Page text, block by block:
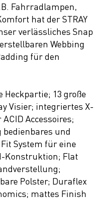
Fahrradlampen,
hat der STRAY
verlässliches Snap
Webbing
für den
Heckpartie; 13 große
Visier; integriertes X-
Accessoires;
und
System für eine
Konstruktion; Flat
Polster; Duraflex
mattes Finish